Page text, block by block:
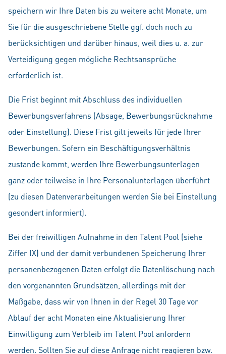
speichern wir Ihre Daten bis zu weitere acht Monate, um
Sie für die ausgeschriebene Stelle ggf. doch noch zu
berücksichtigen und darüber hinaus, weil dies u. a. zur
Verteidigung gegen mögliche Rechtsansprüche
erforderlich ist.
Die Frist beginnt mit Abschluss des individuellen
Bewerbungsverfahrens (Absage, Bewerbungsrücknahme
oder Einstellung). Diese Frist gilt jeweils für jede Ihrer
Bewerbungen. Sofern ein Beschäftigungsverhältnis
zustande kommt, werden Ihre Bewerbungsunterlagen
ganz oder teilweise in Ihre Personalunterlagen überführt
(zu diesen Datenverarbeitungen werden Sie bei Einstellung
gesondert informiert).
Bei der freiwilligen Aufnahme in den Talent Pool (siehe
Ziffer IX) und der damit verbundenen Speicherung Ihrer
personenbezogenen Daten erfolgt die Datenlöschung nach
den vorgenannten Grundsätzen, allerdings mit der
Maßgabe, dass wir von Ihnen in der Regel 30 Tage vor
Ablauf der acht Monaten eine Aktualisierung Ihrer
Einwilligung zum Verbleib im Talent Pool anfordern
werden. Sollten Sie auf diese Anfrage nicht reagieren bzw.